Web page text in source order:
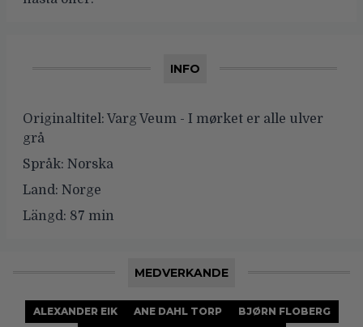
INFO
Originaltitel: Varg Veum - I mørket er alle ulver
grå
Språk: Norska
Land: Norge
Längd: 87 min
MEDVERKANDE
ALEXANDER EIK ANE DAHL TORP
BJØRN FLOBERG